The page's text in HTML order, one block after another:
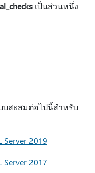
เป็นส่วนหนึ่ง
บสะสมต่อไปนี้สําหรับ
2019
2017